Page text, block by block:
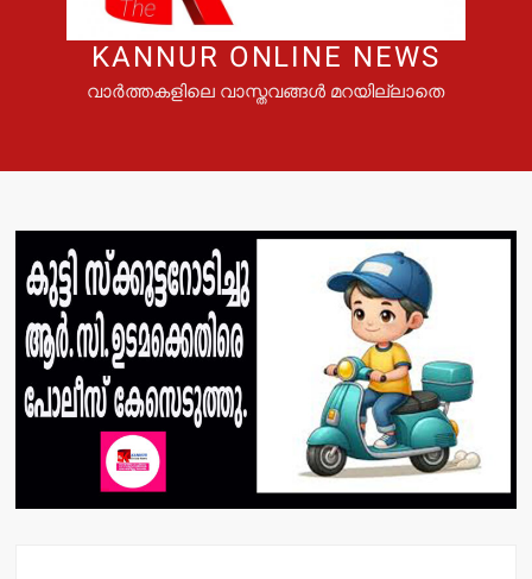
KANNUR ONLINE NEWS
വാർത്തകളിലെ വാസ്തവങ്ങൾ മറയില്ലാതെ